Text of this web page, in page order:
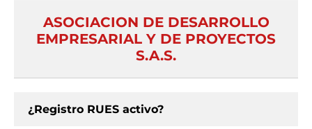
ASOCIACION DE DESARROLLO
EMPRESARIAL Y DE PROYECTOS
S.A.S.
¿Registro RUES activo?